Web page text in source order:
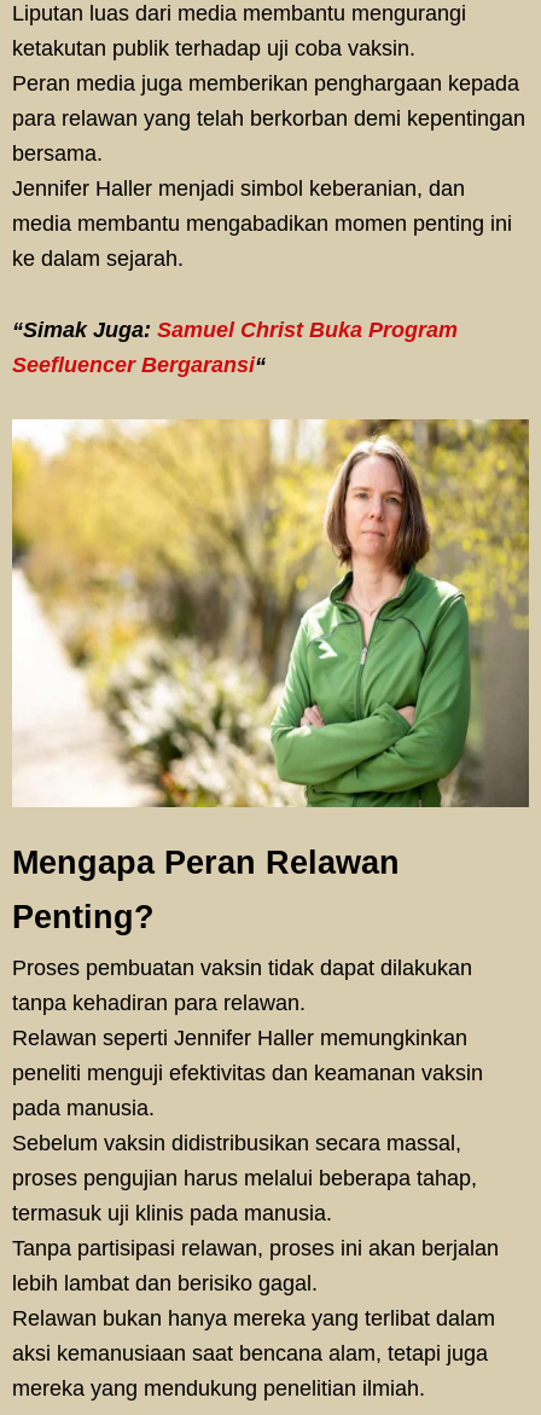
Liputan luas dari media membantu mengurangi
ketakutan publik terhadap uji coba vaksin.
Peran media juga memberikan penghargaan kepada
para relawan yang telah berkorban demi kepentingan
bersama.
Jennifer Haller menjadi simbol keberanian, dan
media membantu mengabadikan momen penting ini
ke dalam sejarah.
“Simak Juga: Samuel Christ Buka Program
Seefluencer Bergaransi“
Mengapa Peran Relawan
Penting?
Proses pembuatan vaksin tidak dapat dilakukan
tanpa kehadiran para relawan.
Relawan seperti Jennifer Haller memungkinkan
peneliti menguji efektivitas dan keamanan vaksin
pada manusia.
Sebelum vaksin didistribusikan secara massal,
proses pengujian harus melalui beberapa tahap,
termasuk uji klinis pada manusia.
Tanpa partisipasi relawan, proses ini akan berjalan
lebih lambat dan berisiko gagal.
Relawan bukan hanya mereka yang terlibat dalam
aksi kemanusiaan saat bencana alam, tetapi juga
mereka yang mendukung penelitian ilmiah.